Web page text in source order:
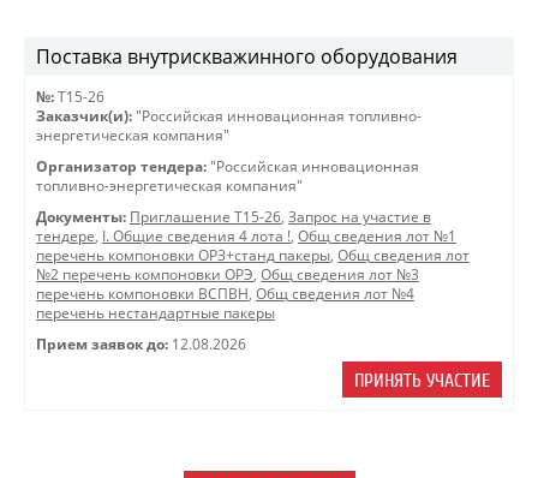
Поставка внутрискважинного оборудования
№: Т15-26
Заказчик(и): "Российская инновационная топливно-
энергетическая компания"
Организатор тендера: "Российская инновационная
топливно-энергетическая компания"
Документы: Приглашение Т15-26, Запрос на участие в
тендере, I. Общие сведения 4 лота !, Общ сведения лот №1
перечень компоновки ОРЗ+станд пакеры, Общ сведения лот
№2 перечень компоновки ОРЭ, Общ сведения лот №3
перечень компоновки ВСПВН, Общ сведения лот №4
перечень нестандартные пакеры
Прием заявок до: 12.08.2026
ПРИНЯТЬ УЧАСТИЕ